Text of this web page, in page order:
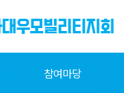
참여마당